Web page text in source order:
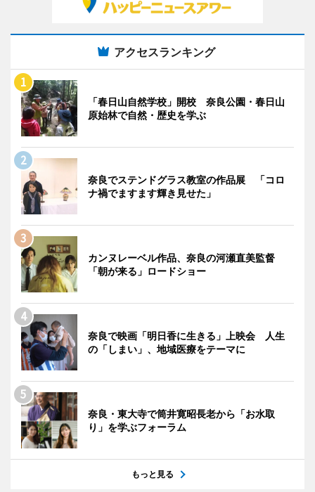
アクセスランキング
「春日山自然学校」開校 奈良公園・春日山
原始林で自然・歴史を学ぶ
奈良でステンドグラス教室の作品展 「コロ
ナ禍でますます輝き見せた」
カンヌレーベル作品、奈良の河瀬直美監督
「朝が来る」ロードショー
奈良で映画「明日香に生きる」上映会 人生
の「しまい」、地域医療をテーマに
奈良・東大寺で筒井寛昭長老から「お水取
り」を学ぶフォーラム
もっと見る